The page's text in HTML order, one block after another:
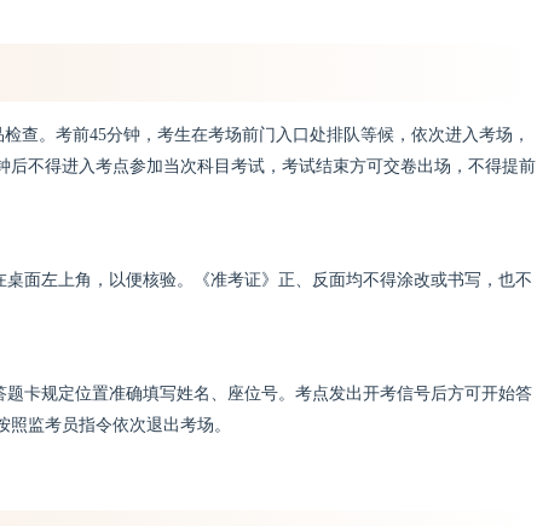
查。考前45分钟，考生在考场前门入口处排队等候，依次进入考场，
不得进入考点参加当次科目考试，考试结束方可交卷出场，不得提前
面左上角，以便核验。《准考证》正、反面均不得涂改或书写，也不
卡规定位置准确填写姓名、座位号。考点发出开考信号后方可开始答
监考员指令依次退出考场。